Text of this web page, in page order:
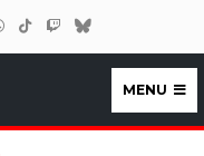
MENU